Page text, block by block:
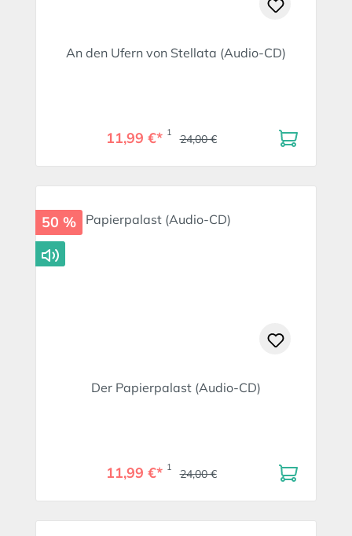
An den Ufern von Stellata (Audio-CD)
11,99 €* 1 24,00 €
50 %
Der Papierpalast (Audio-CD)
11,99 €* 1 24,00 €